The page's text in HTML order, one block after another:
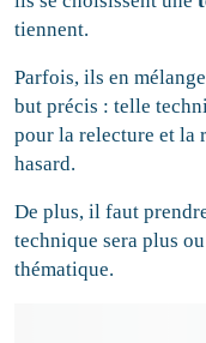
tiennent.
Parfois, ils en
but précis : telle
pour la relecture et la
hasard.
De plus, il faut
technique sera plus
thématique.